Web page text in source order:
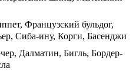
Французский бульдог,
Сиба-ину, Корги, Басенджи
Далматин, Бигль, Бордер-